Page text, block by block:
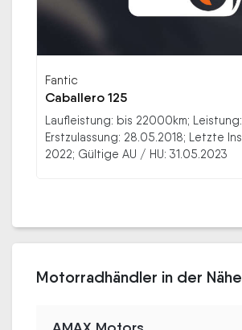
Fantic
Caballero 125
Laufleistung: bis 22000km; Leistung:
Erstzulassung: 28.05.2018; Letzte
2022; Gültige AU / HU: 31.05.2023
Motorradhändler in der Nähe